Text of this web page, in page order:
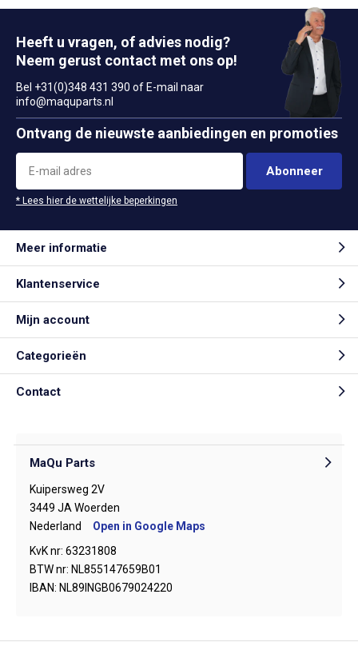
Heeft u vragen, of advies nodig?
Neem gerust contact met ons op!
Bel +31(0)348 431 390 of E-mail naar
info@maquparts.nl
Ontvang de nieuwste aanbiedingen en promoties
Abonneer
* Lees hier de wettelijke beperkingen
Meer informatie
Klantenservice
Mijn account
Categorieën
Contact
MaQu Parts
Kuipersweg 2V
3449 JA Woerden
Nederland
Open in Google Maps
KvK nr: 63231808
BTW nr: NL855147659B01
IBAN: NL89INGB0679024220